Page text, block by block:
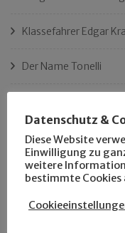
Klassefahrer Edgar
Der Name Tonelli
„Als Hobbyhistoriker
Das neue Eutritzsch-
Der Leipziger
Datenschutz &
Diese Website
Einwilligung zu
weitere
bestimmte Cookies